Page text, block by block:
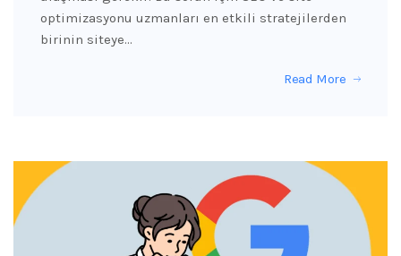
optimizasyonu uzmanları en etkili stratejilerden
birinin siteye…
Read More